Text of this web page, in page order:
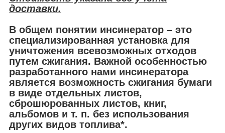
доставки.
В общем понятии инсинератор – это
специализированная установка для
уничтожения всевозможных отходов
путем сжигания. Важной особенностью
разработанного нами инсинератора
является возможность сжигания бумаги
в виде отдельных листов,
сброшюрованных листов, книг,
альбомов и т. п. без использования
других видов топлива*.